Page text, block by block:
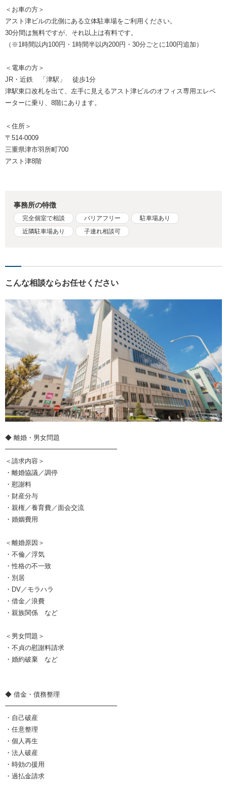
＜お車の方＞
アスト津ビルの北側にある立体駐車場をご利用ください。
30分間は無料ですが、それ以上は有料です。
（※1時間以内100円・1時間半以内200円・30分ごとに100円追加）
＜電車の方＞
JR・近鉄 「津駅」 徒歩1分
津駅東口改札を出て、左手に見えるアスト津ビルのオフィス専用エレベ
ーターに乗り、8階にあります。
＜住所＞
〒514-0009
三重県津市羽所町700
アスト津8階
事務所の特徴
完全個室で相談 バリアフリー
駐車場あり
近隣駐車場あり
子連れ相談可
こんな相談ならお任せください
◆ 離婚・男女問題
━━━━━━━━━━━━━━━━━
＜請求内容＞
・離婚協議／調停
・慰謝料
・財産分与
・親権／養育費／面会交流
・婚姻費用
＜離婚原因＞
・不倫／浮気
・性格の不一致
・別居
・DV／モラハラ
・借金／浪費
・親族関係 など
＜男女問題＞
・不貞の慰謝料請求
・婚約破棄 など
◆ 借金・債務整理
━━━━━━━━━━━━━━━━━
・自己破産
・任意整理
・個人再生
・法人破産
・時効の援用
・過払金請求